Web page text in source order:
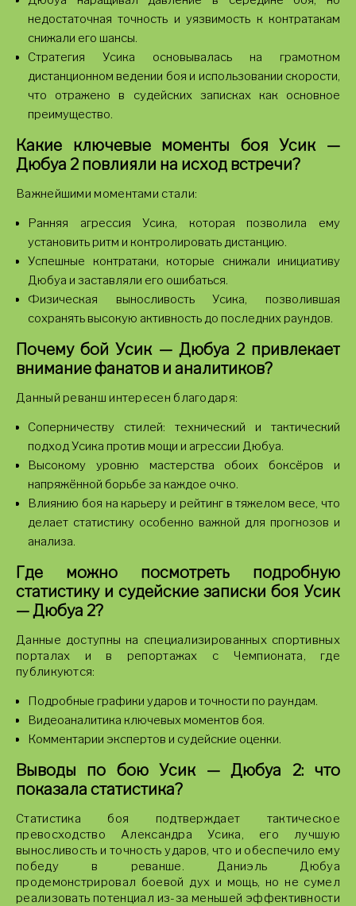
недостаточная точность и уязвимость к контратакам
снижали его шансы.
Стратегия Усика основывалась на грамотном
дистанционном ведении боя и использовании скорости,
что отражено в судейских записках как основное
преимущество.
Какие ключевые моменты боя Усик —
Дюбуа 2 повлияли на исход встречи?
Важнейшими моментами стали:
Ранняя агрессия Усика, которая позволила ему
установить ритм и контролировать дистанцию.
Успешные контратаки, которые снижали инициативу
Дюбуа и заставляли его ошибаться.
Физическая выносливость Усика, позволившая
сохранять высокую активность до последних раундов.
Почему бой Усик — Дюбуа 2 привлекает
внимание фанатов и аналитиков?
Данный реванш интересен благодаря:
Соперничеству стилей: технический и тактический
подход Усика против мощи и агрессии Дюбуа.
Высокому уровню мастерства обоих боксёров и
напряжённой борьбе за каждое очко.
Влиянию боя на карьеру и рейтинг в тяжелом весе, что
делает статистику особенно важной для прогнозов и
анализа.
Где можно посмотреть подробную
статистику и судейские записки боя Усик
— Дюбуа 2?
Данные доступны на специализированных спортивных
порталах и в репортажах с Чемпионата, где
публикуются:
Подробные графики ударов и точности по раундам.
Видеоаналитика ключевых моментов боя.
Комментарии экспертов и судейские оценки.
Выводы по бою Усик — Дюбуа 2: что
показала статистика?
Статистика боя подтверждает тактическое
превосходство Александра Усика, его лучшую
выносливость и точность ударов, что и обеспечило ему
победу в реванше. Даниэль Дюбуа
продемонстрировал боевой дух и мощь, но не сумел
реализовать потенциал из-за меньшей эффективности